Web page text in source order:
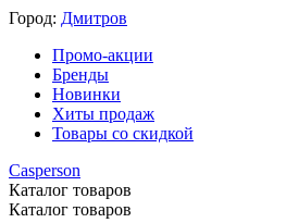
Город: Дмитров
Промо-акции
Бренды
Новинки
Хиты продаж
Товары со скидкой
Каталог товаров
Каталог товаров